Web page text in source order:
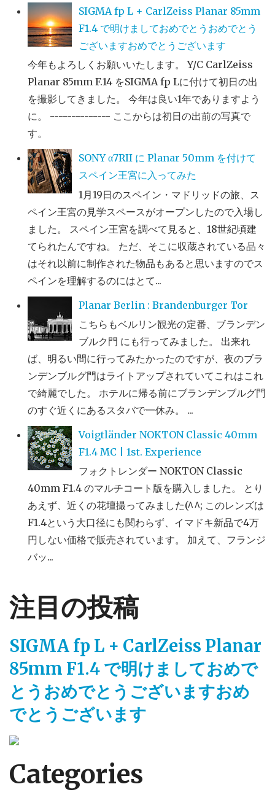
SIGMA fp L + CarlZeiss Planar 85mm
F1.4 で明けましておめでとうおめでとう
ございますおめでとうございます
今年もよろしくお願いいたします。 Y/C CarlZeiss
Planar 85mm F.14 をSIGMA fp Lに付けて初日の出
を撮影してきました。 今年は良い1年でありますよう
に。 -------------- ここからは初日の出前の写真で
す。
SONY α7RII に Planar 50mm を付けて
スペイン王宮に入ってみた
1月19日のスペイン・マドリッドの旅、ス
ペイン王宮の見学スペースがオープンしたので入場し
ました。 スペイン王宮を調べて見ると、18世紀頃建
てられたんですね。 ただ、そこに収蔵されている品々
はそれ以前に制作された物品もあると思いますのでス
ペインを理解するのにはとて...
Planar Berlin : Brandenburger Tor
こちらもベルリン観光の定番、ブランデン
ブルク門 にも行ってみました。 出来れ
ば、明るい間に行ってみたかったのですが、夜のブラ
ンデンブルグ門はライトアップされていてこれはこれ
で綺麗でした。 ホテルに帰る前にブランデンブルグ門
のすぐ近くにあるスタバで一休み。 ...
Voigtländer NOKTON Classic 40mm
F1.4 MC | 1st. Experience
フォクトレンダー NOKTON Classic
40mm F1.4 のマルチコート版を購入しました。 とり
あえず、近くの花壇撮ってみました(^^; このレンズは
F1.4という大口径にも関わらず、イマドキ新品で4万
円しない価格で販売されています。 加えて、フランジ
バッ...
注目の投稿
SIGMA fp L + CarlZeiss Planar
85mm F1.4 で明けましておめで
とうおめでとうございますおめ
でとうございます
Categories